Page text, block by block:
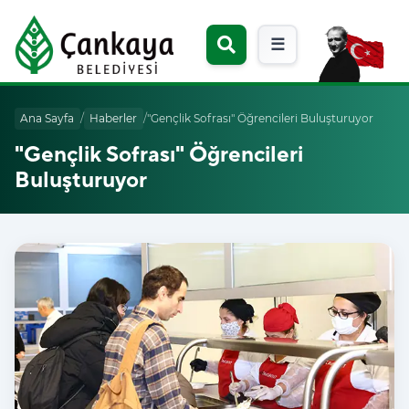
☰
Ana Sayfa / Haberler /"Gençlik Sofrası" Öğrencileri Buluşturuyor
"Gençlik Sofrası" Öğrencileri
Buluşturuyor